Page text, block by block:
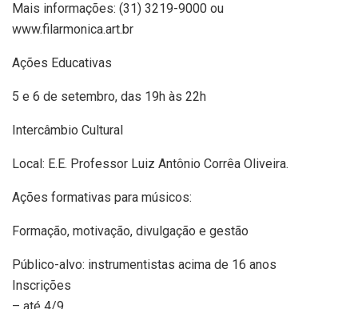
Mais informações: (31) 3219-9000 ou
www.filarmonica.art.br
Ações Educativas
5 e 6 de setembro, das 19h às 22h
Intercâmbio Cultural
Local: E.E. Professor Luiz Antônio Corrêa Oliveira.
Ações formativas para músicos:
Formação, motivação, divulgação e gestão
Público-alvo: instrumentistas acima de 16 anos
Inscrições